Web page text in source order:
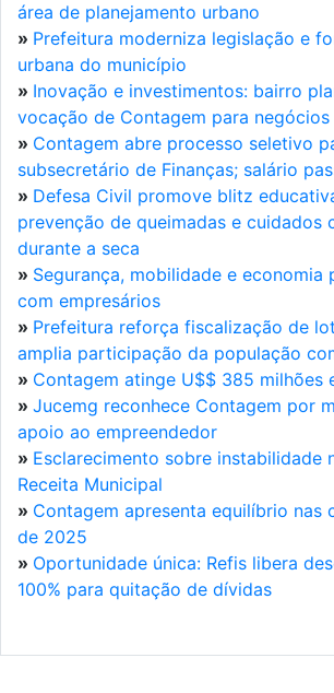
área de planejamento urbano
» Prefeitura moderniza legislação e
urbana do município
» Inovação e investimentos: bairro
vocação de Contagem para negócios
» Contagem abre processo seletivo
subsecretário de Finanças; salário
» Defesa Civil promove blitz
prevenção de queimadas e cuidados
durante a seca
» Segurança, mobilidade e economia
com empresários
» Prefeitura reforça fiscalização de
amplia participação da população
» Contagem atinge U$$ 385 milhões
» Jucemg reconhece Contagem por
apoio ao empreendedor
» Esclarecimento sobre instabilidade
Receita Municipal
» Contagem apresenta equilíbrio nas
de 2025
» Oportunidade única: Refis libera
100% para quitação de dívidas